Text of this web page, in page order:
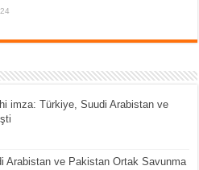
imza: Türkiye, Suudi Arabistan ve
Arabistan ve Pakistan Ortak Savunma